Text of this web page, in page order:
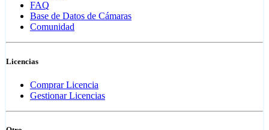
FAQ
Base de Datos de Cámaras
Comunidad
Licencias
Comprar Licencia
Gestionar Licencias